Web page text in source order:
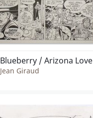
Blueberry / Arizona Love
Jean Giraud